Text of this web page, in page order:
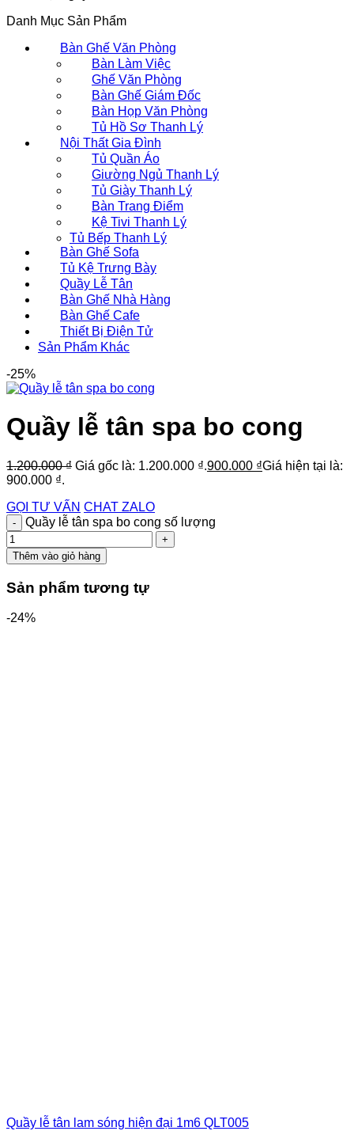
Danh Mục Sản Phẩm
Bàn Ghế Văn Phòng
Bàn Làm Việc
Ghế Văn Phòng
Bàn Ghế Giám Đốc
Bàn Họp Văn Phòng
Tủ Hồ Sơ Thanh Lý
Nội Thất Gia Đình
Tủ Quần Áo
Giường Ngủ Thanh Lý
Tủ Giày Thanh Lý
Bàn Trang Điểm
Kệ Tivi Thanh Lý
Tủ Bếp Thanh Lý
Bàn Ghế Sofa
Tủ Kệ Trưng Bày
Quầy Lễ Tân
Bàn Ghế Nhà Hàng
Bàn Ghế Cafe
Thiết Bị Điện Tử
Sản Phẩm Khác
-25%
Quầy lễ tân spa bo cong
1.200.000₫ Giá gốc là: 1.200.000 ₫.900.000 ₫Giá hiện tại là:
900.000 ₫.
GỌI TƯ VẤN CHAT ZALO
Quầy lễ tân spa bo cong số lượng
Thêm vào giỏ hàng
Sản phẩm tương tự
-24%
Quầy lễ tân lam sóng hiện đại 1m6 QLT005